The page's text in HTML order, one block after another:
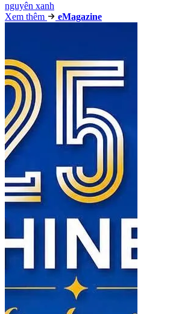
nguyên xanh
Xem thêm
eMagazine